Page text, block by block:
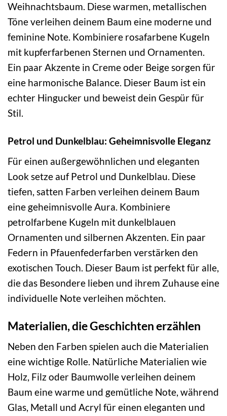
Weihnachtsbaum. Diese warmen, metallischen
Töne verleihen deinem Baum eine moderne und
feminine Note. Kombiniere rosafarbene Kugeln
mit kupferfarbenen Sternen und Ornamenten.
Ein paar Akzente in Creme oder Beige sorgen für
eine harmonische Balance. Dieser Baum ist ein
echter Hingucker und beweist dein Gespür für
Stil.
Petrol und Dunkelblau: Geheimnisvolle Eleganz
Für einen außergewöhnlichen und eleganten
Look setze auf Petrol und Dunkelblau. Diese
tiefen, satten Farben verleihen deinem Baum
eine geheimnisvolle Aura. Kombiniere
petrolfarbene Kugeln mit dunkelblauen
Ornamenten und silbernen Akzenten. Ein paar
Federn in Pfauenfederfarben verstärken den
exotischen Touch. Dieser Baum ist perfekt für alle,
die das Besondere lieben und ihrem Zuhause eine
individuelle Note verleihen möchten.
Materialien, die Geschichten erzählen
Neben den Farben spielen auch die Materialien
eine wichtige Rolle. Natürliche Materialien wie
Holz, Filz oder Baumwolle verleihen deinem
Baum eine warme und gemütliche Note, während
Glas, Metall und Acryl für einen eleganten und